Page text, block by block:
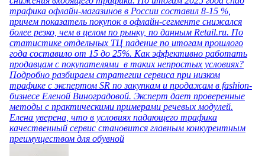
трафика офлайн-магазинов в России составил 8-15 %,
причем показатель покупок в офлайн-сегменте снижался
более резко, чем в целом по рынку, по данным Retail.ru. По
статистике отдельных ТЦ падение по итогам прошлого
года составило от 15 до 25%. Как эффективно работать
продавцам с покупателями в таких непростых условиях?
Подробно разбираем стратегии сервиса при низком
трафике с экспертом SR по закупкам и продажам в fashion-
бизнесе Еленой Виноградовой. Эксперт дает проверенные
методы с практическими примерами речевых модулей.
Елена уверена, что в условиях падающего трафика
качественный сервис становится главным конкурентным
преимуществом для обувной